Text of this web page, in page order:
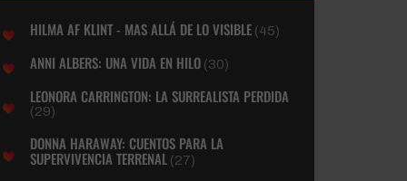
HILMA AF KLINT - MAS ALLÁ DE LO VISIBLE (45)
ANNI ALBERS: UNA VIDA EN HILO (30)
LEONORA CARRINGTON: LA SURREALISTA PERDIDA
(29)
DONNA HARAWAY: CUENTOS PARA LA
SUPERVIVENCIA TERRENAL (27)